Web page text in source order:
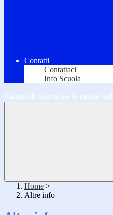
Contatti
Contattaci
Info Scuola
Campo di ricerca per le pagine
Home >
Altre info